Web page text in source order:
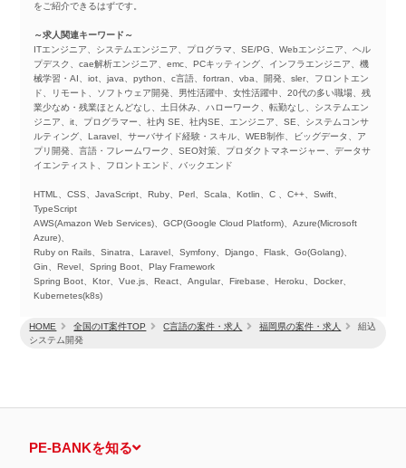
HOME 全国のIT案件TOP C言語の案件・求人 福岡県の案件・求人
組込
システム開発
をご紹介できるはずです。
～求人関連キーワード～
ITエンジニア、システムエンジニア、プログラマ、SE/PG、Webエンジニア、ヘル
プデスク、cae解析エンジニア、emc、PCキッティング、インフラエンジニア、機
械学習・AI、iot、java、python、c言語、fortran、vba、開発、sler、フロントエン
ド、リモート、ソフトウェア開発、男性活躍中、女性活躍中、20代の多い職場、残
業少なめ・残業ほとんどなし、土日休み、ハローワーク、転勤なし、システムエン
ジニア、it、プログラマー、社内 SE、社内SE、エンジニア、SE、システムコンサ
ルティング、Laravel、サーバサイド経験・スキル、WEB制作、ビッグデータ、ア
プリ開発、言語・フレームワーク、SEO対策、プロダクトマネージャー、データサ
イエンティスト、フロントエンド、バックエンド
HTML、CSS、JavaScript、Ruby、Perl、Scala、Kotlin、C 、C++、Swift、
TypeScript
AWS(Amazon Web Services)、GCP(Google Cloud Platform)、Azure(Microsoft
Azure)、
Ruby on Rails、Sinatra、Laravel、Symfony、Django、Flask、Go(Golang)、
Gin、Revel、Spring Boot、Play Framework
Spring Boot、Ktor、Vue.js、React、Angular、Firebase、Heroku、Docker、
Kubernetes(k8s)
PE-BANKを知る